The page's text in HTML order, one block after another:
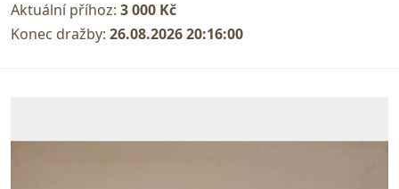
Aktuální příhoz: 3 000 Kč
Konec dražby: 26.08.2026 20:16:00